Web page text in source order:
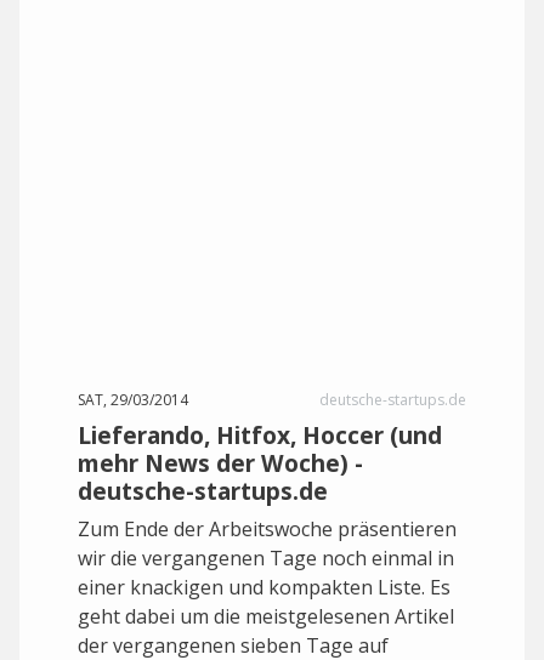
SAT, 29/03/2014 deutsche-startups.de
Lieferando, Hitfox, Hoccer (und
mehr News der Woche) -
deutsche-startups.de
Zum Ende der Arbeitswoche präsentieren
wir die vergangenen Tage noch einmal in
einer knackigen und kompakten Liste. Es
geht dabei um die meistgelesenen Artikel
der vergangenen sieben Tage auf